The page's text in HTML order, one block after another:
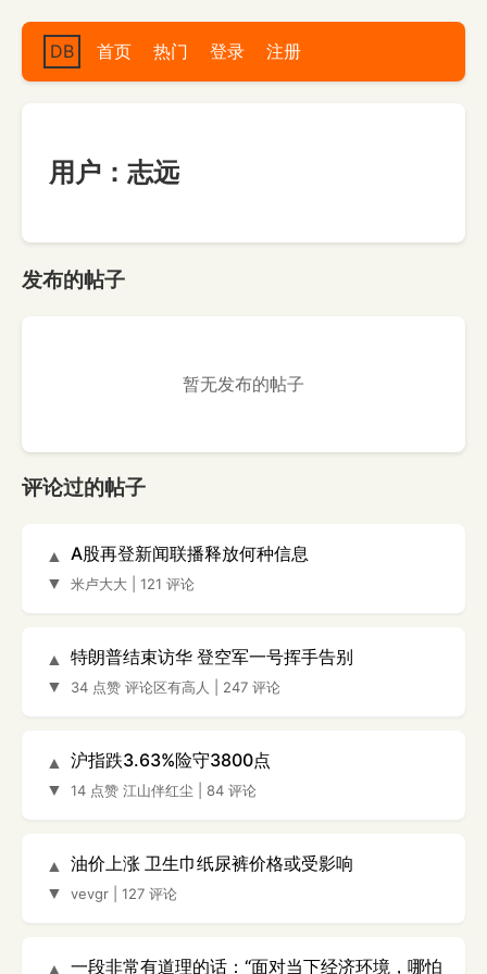
DB 首页 热门 登录 注册
用户：志远
发布的帖子
暂无发布的帖子
评论过的帖子
▲
▼
A股再登新闻联播释放何种信息
米卢大大 121 评论
▲
▼
特朗普结束访华 登空军一号挥手告别
34 点赞 评论区有高人 247 评论
▲
▼
沪指跌3.63%险守3800点
14 点赞 江山伴红尘 84 评论
▲
▼
油价上涨 卫生巾纸尿裤价格或受影响
vevgr 127 评论
▲ 一段非常有道理的话：“面对当下经济环境，哪怕